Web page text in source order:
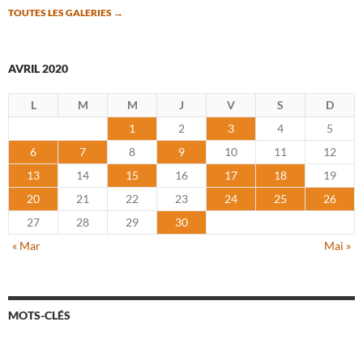
TOUTES LES GALERIES →
AVRIL 2020
L M M J V S
D
1
2 3 4
5
6
7 8 9 10 11
12
13
14 15 16 17 18
19
20
21 22 23 24 25
26
27
28 29
30
« Mar
Mai »
MOTS-CLÉS